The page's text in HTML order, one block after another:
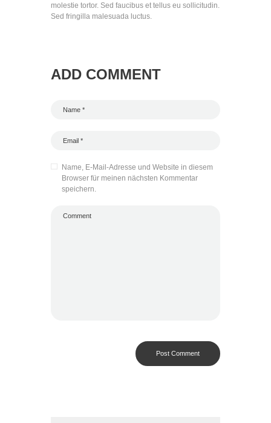
molestie tortor. Sed faucibus et tellus eu sollicitudin.
Sed fringilla malesuada luctus.
ADD COMMENT
Name, E-Mail-Adresse und Website in diesem
Browser für meinen nächsten Kommentar
speichern.